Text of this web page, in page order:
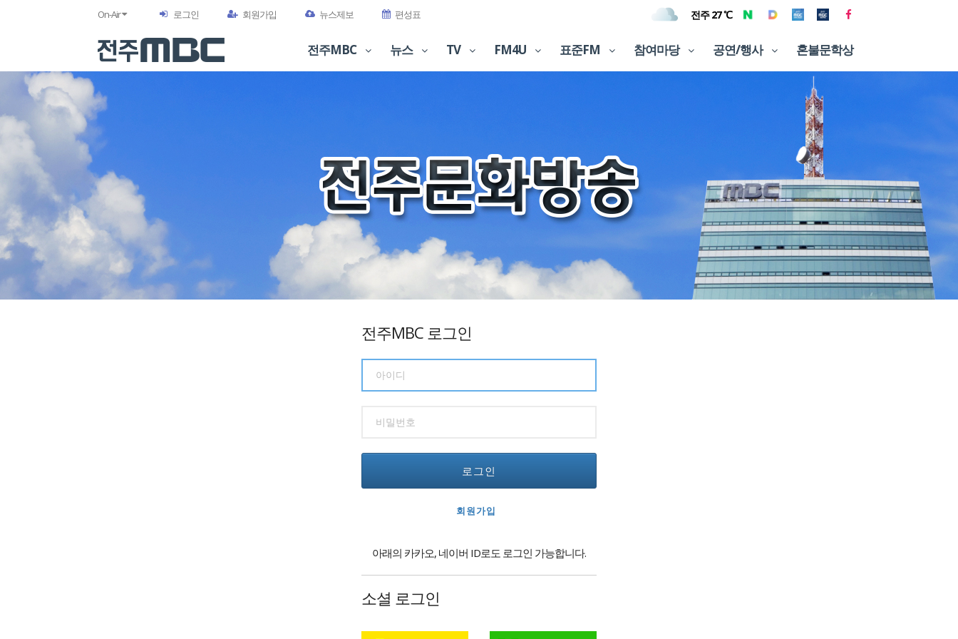
On-Air 로그인 회원가입 뉴스제보 편성표 전주 27 ℃
전주MBC 뉴스 TV FM4U 표준FM 참여마당 공연/행사 혼불문학상
전주MBC 로그인
로그인
회원가입
아래의 카카오, 네이버 ID로도 로그인 가능합니다.
소셜 로그인